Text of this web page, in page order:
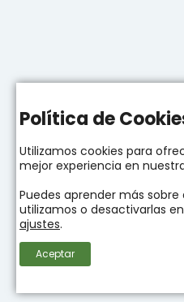
Andorra, el país más
06/08/2024
Laval Invest 2021 -
Política de
Utilizamos cookies para
mejor experiencia en
Puedes aprender más sobre
utilizamos o desactivarlas
ajustes.
Aceptar